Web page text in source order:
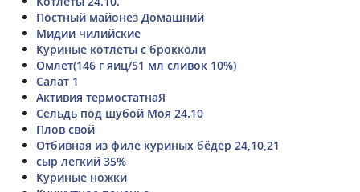
Постный майонез Домашний
Мидии чилийские
Куриные котлеты с брокколи
Омлет(146 г яиц/51 мл сливок 10%)
Салат 1
Активия термостатнаЯ
Сельдь под шубой Моя 24.10
Плов свой
Отбивная из филе куриных бёдер 24,10,21
сыр легкий 35%
Куриные ножки